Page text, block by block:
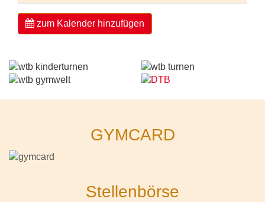
zum Kalender hinzufügen
GYMCARD
Stellenbörse